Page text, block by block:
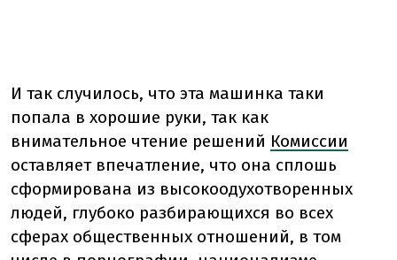
И так случилось, что эта машинка таки
попала в хорошие руки, так как
внимательное чтение решений Комиссии
оставляет впечатление, что она сплошь
сформирована из высокоодухотворенных
людей, глубоко разбирающихся во всех
сферах общественных отношений, в том